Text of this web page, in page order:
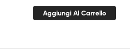
Aggiungi Al Carrello